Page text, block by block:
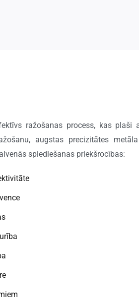
ražošanas process, kas plaši
augstas precizitātes
spiedlešanas priekšrocības: